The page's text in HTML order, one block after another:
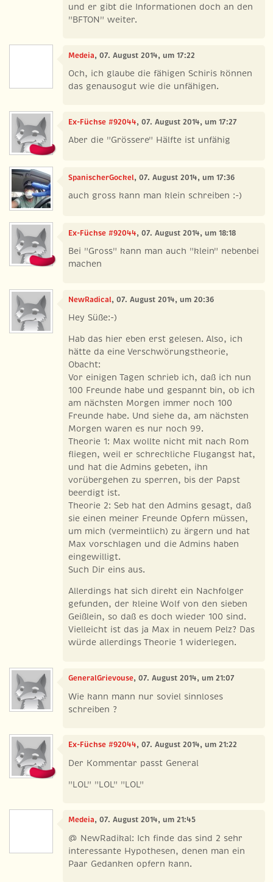
und er gibt die Informationen doch an den
"BFTON" weiter.
Medeia, 07. August 2014, um 17:22
Och, ich glaube die fähigen Schiris können
das genausogut wie die unfähigen.
Ex-Füchse #92044, 07. August 2014, um 17:27
Aber die "Grössere" Hälfte ist unfähig
SpanischerGockel, 07. August 2014, um 17:36
auch gross kann man klein schreiben :-)
Ex-Füchse #92044, 07. August 2014, um 18:18
Bei "Gross" kann man auch "klein" nebenbei
machen
NewRadical, 07. August 2014, um 20:36
Hey Süße:-)
Hab das hier eben erst gelesen. Also, ich
hätte da eine Verschwörungstheorie,
Obacht:
Vor einigen Tagen schrieb ich, daß ich nun
100 Freunde habe und gespannt bin, ob ich
am nächsten Morgen immer noch 100
Freunde habe. Und siehe da, am nächsten
Morgen waren es nur noch 99.
Theorie 1: Max wollte nicht mit nach Rom
fliegen, weil er schreckliche Flugangst hat,
und hat die Admins gebeten, ihn
vorübergehen zu sperren, bis der Papst
beerdigt ist.
Theorie 2: Seb hat den Admins gesagt, daß
sie einen meiner Freunde Opfern müssen,
um mich (vermeintlich) zu ärgern und hat
Max vorschlagen und die Admins haben
eingewilligt.
Such Dir eins aus.
Allerdings hat sich direkt ein Nachfolger
gefunden, der kleine Wolf von den sieben
Geißlein, so daß es doch wieder 100 sind.
Vielleicht ist das ja Max in neuem Pelz? Das
würde allerdings Theorie 1 widerlegen.
GeneralGrievouse, 07. August 2014, um 21:07
Wie kann mann nur soviel sinnloses
schreiben ?
Ex-Füchse #92044, 07. August 2014, um 21:22
Der Kommentar passt General
"LOL" "LOL" "LOL"
Medeia, 07. August 2014, um 21:45
@ NewRadikal: Ich finde das sind 2 sehr
interessante Hypothesen, denen man ein
Paar Gedanken opfern kann.